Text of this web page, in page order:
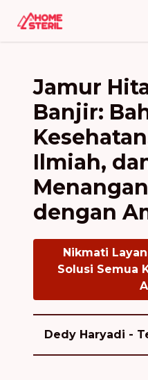
Jamur
Banjir:
Ilmiah,
dengan
Nikmati
Solusi Semua
Dedy Haryadi -